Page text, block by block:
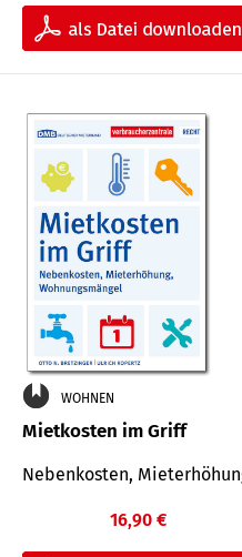
WOHNEN
Mietkosten im Griff
Nebenkosten,
16,90 €